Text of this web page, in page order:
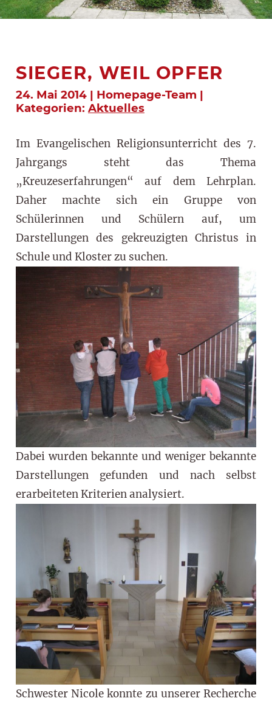
SIEGER, WEIL OPFER
24. Mai 2014 | Homepage-Team |
Kategorien: Aktuelles
Im Evangelischen Religionsunterricht des 7.
Jahrgangs steht das Thema
„Kreuzeserfahrungen“ auf dem Lehrplan.
Daher machte sich ein Gruppe von
Schülerinnen und Schülern auf, um
Darstellungen des gekreuzigten Christus in
Schule und Kloster zu suchen.
Dabei wurden bekannte und weniger bekannte
Darstellungen gefunden und nach selbst
erarbeiteten Kriterien analysiert.
Schwester Nicole konnte zu unserer Recherche